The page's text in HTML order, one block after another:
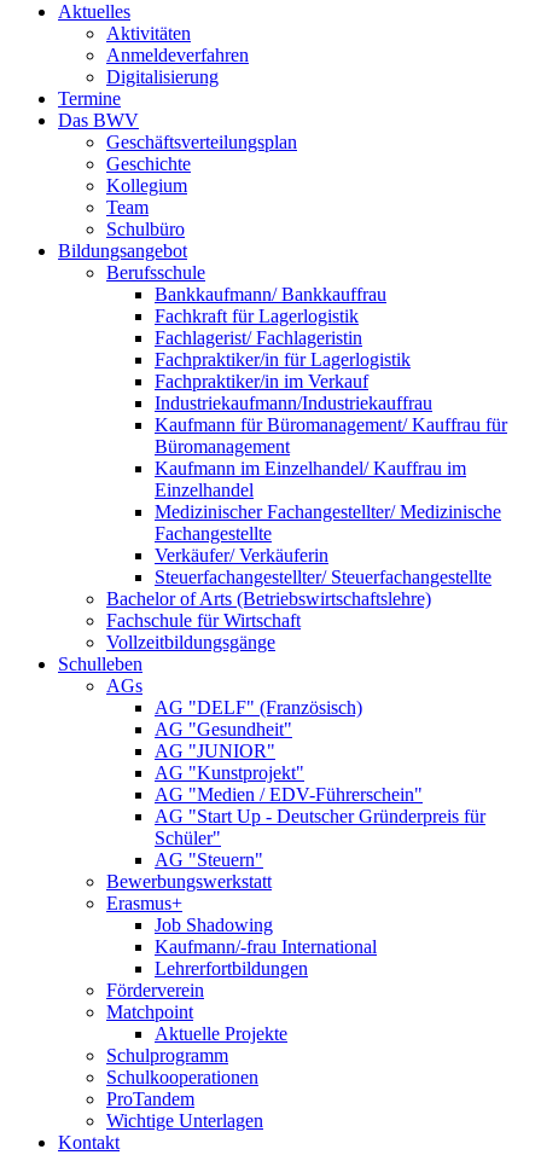
Aktuelles
Aktivitäten
Anmeldeverfahren
Digitalisierung
Termine
Das BWV
Geschäftsverteilungsplan
Geschichte
Kollegium
Team
Schulbüro
Bildungsangebot
Berufsschule
Bankkaufmann/ Bankkauffrau
Fachkraft für Lagerlogistik
Fachlagerist/ Fachlageristin
Fachpraktiker/in für Lagerlogistik
Fachpraktiker/in im Verkauf
Industriekaufmann/Industriekauffrau
Kaufmann für Büromanagement/ Kauffrau für
Büromanagement
Kaufmann im Einzelhandel/ Kauffrau im
Einzelhandel
Medizinischer Fachangestellter/ Medizinische
Fachangestellte
Verkäufer/ Verkäuferin
Steuerfachangestellter/ Steuerfachangestellte
Bachelor of Arts (Betriebswirtschaftslehre)
Fachschule für Wirtschaft
Vollzeitbildungsgänge
Schulleben
AGs
AG "DELF" (Französisch)
AG "Gesundheit"
AG "JUNIOR"
AG "Kunstprojekt"
AG "Medien / EDV-Führerschein"
AG "Start Up - Deutscher Gründerpreis für
Schüler"
AG "Steuern"
Bewerbungswerkstatt
Erasmus+
Job Shadowing
Kaufmann/-frau International
Lehrerfortbildungen
Förderverein
Matchpoint
Aktuelle Projekte
Schulprogramm
Schulkooperationen
ProTandem
Wichtige Unterlagen
Kontakt